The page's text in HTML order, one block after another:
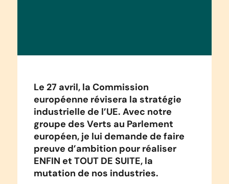
Le 27 avril, la Commission
européenne révisera la stratégie
industrielle de l’UE. Avec notre
groupe des Verts au Parlement
européen, je lui demande de faire
preuve d’ambition pour réaliser
ENFIN et TOUT DE SUITE, la
mutation de nos industries.